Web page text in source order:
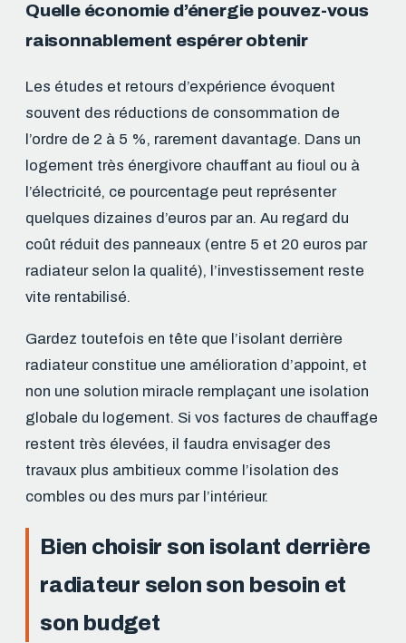
Quelle économie d’énergie pouvez-vous
raisonnablement espérer obtenir
Les études et retours d’expérience évoquent
souvent des réductions de consommation de
l’ordre de 2 à 5 %, rarement davantage. Dans un
logement très énergivore chauffant au fioul ou à
l’électricité, ce pourcentage peut représenter
quelques dizaines d’euros par an. Au regard du
coût réduit des panneaux (entre 5 et 20 euros par
radiateur selon la qualité), l’investissement reste
vite rentabilisé.
Gardez toutefois en tête que l’isolant derrière
radiateur constitue une amélioration d’appoint, et
non une solution miracle remplaçant une isolation
globale du logement. Si vos factures de chauffage
restent très élevées, il faudra envisager des
travaux plus ambitieux comme l’isolation des
combles ou des murs par l’intérieur.
Bien choisir son isolant derrière
radiateur selon son besoin et
son budget